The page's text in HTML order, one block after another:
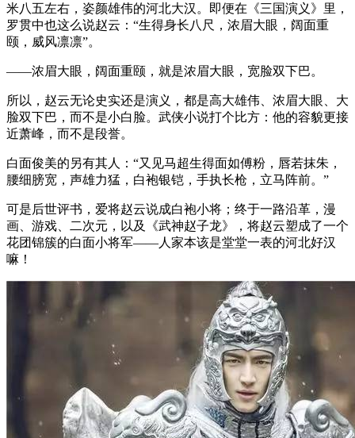
米八五左右，姿颜雄伟的河北大汉。即便在《三国演义》里，
罗贯中也这么说赵云：“生得身长八尺，浓眉大眼，阔面重
颐，威风凛凛”。
——浓眉大眼，阔面重颐，就是浓眉大眼，宽脸双下巴。
所以，赵云无论史实还是演义，都是高大雄伟、浓眉大眼、大
脸双下巴，而不是小白脸。武侠小说打个比方：他的容貌更接
近萧峰，而不是段誉。
白面俊美的另有其人：“又见马超生得面如傅粉，唇若抹朱，
腰细膀宽，声雄力猛，白袍银铠，手执长枪，立马阵前。”
可是后世评书，爱将赵云说成白袍小将；终于一路沿革，漫
画、游戏、二次元，以及《武神赵子龙》，将赵云塑成了一个
花团锦簇的白面小将军——人家本该是堂堂一表的河北好汉
嘛！